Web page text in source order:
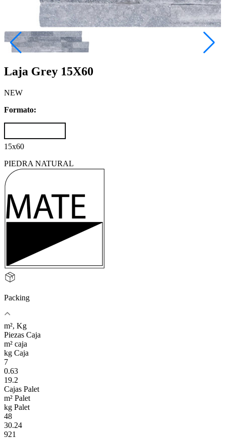
Laja Grey 15X60
NEW
Formato:
15x60
PIEDRA NATURAL
Packing
m², Kg
Piezas Caja
m² caja
kg Caja
7
0.63
19.2
Cajas Palet
m² Palet
kg Palet
48
30.24
921